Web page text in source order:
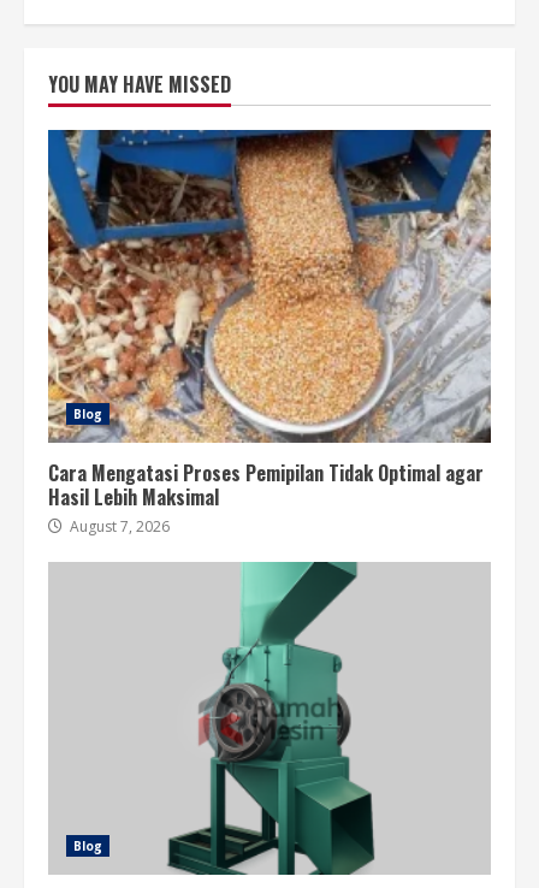
YOU MAY HAVE MISSED
Blog
Cara Mengatasi Proses Pemipilan Tidak Optimal agar
Hasil Lebih Maksimal
August 7, 2026
Blog